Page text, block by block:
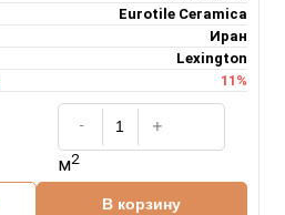
Eurotile Ceramica
Иран
Lexington
11%
м2
В корзину